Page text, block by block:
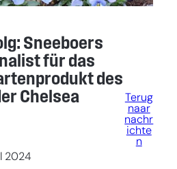
Sneeboers
für das
des
Chelsea
2024
Terug
naar
nachr
ichte
n